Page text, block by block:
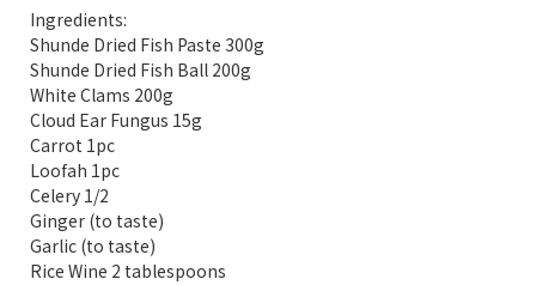
Ingredients:
Shunde Dried Fish Paste 300g
Shunde Dried Fish Ball 200g
White Clams 200g
Cloud Ear Fungus 15g
Carrot 1pc
Loofah 1pc
Celery 1/2
Ginger (to taste)
Garlic (to taste)
Rice Wine 2 tablespoons